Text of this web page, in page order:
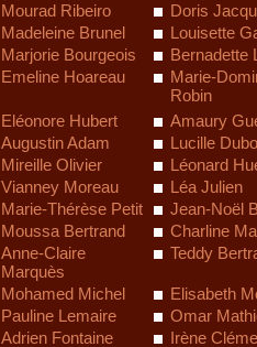
Mourad Ribeiro
Doris
Madeleine Brunel
Louisette
Marjorie Bourgeois
Bernadette
Emeline Hoareau
Marie-
Robin
Eléonore Hubert
Amaury
Augustin Adam
Lucille
Mireille Olivier
Léonard
Vianney Moreau
Léa Julien
Marie-Thérèse Petit
Jean-Noël
Moussa Bertrand
Charline
Anne-Claire
Marquès
Teddy
Mohamed Michel
Elisabeth
Pauline Lemaire
Omar
Adrien Fontaine
Irène